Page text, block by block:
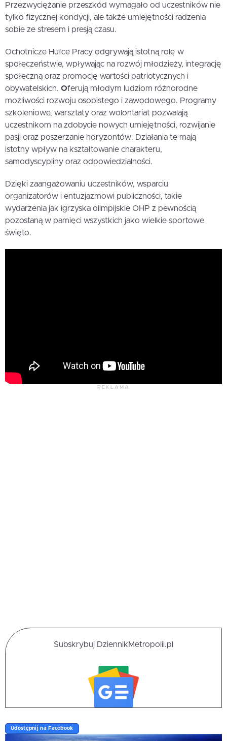
Przezwyciężanie przeszkód wymagało od uczestników nie
tylko fizycznej kondycji, ale także umiejętności radzenia
sobie ze stresem i presją czasu.
Ochotnicze Hufce Pracy odgrywają istotną rolę w
społeczeństwie, wpływając na rozwój młodzieży, integrację
społeczną oraz promocję wartości patriotycznych i
obywatelskich. Oferują młodym ludziom różnorodne
możliwości rozwoju osobistego i zawodowego. Programy
szkoleniowe, warsztaty oraz wolontariat pozwalają
uczestnikom na zdobycie nowych umiejętności, rozwijanie
pasji oraz poszerzanie horyzontów. Działania te mają
istotny wpływ na kształtowanie charakteru,
samodyscypliny oraz odpowiedzialności.
Dzięki zaangażowaniu uczestników, wsparciu
organizatorów i entuzjazmowi publiczności, takie
wydarzenia jak igrzyska olimpijskie OHP z pewnością
pozostaną w pamięci wszystkich jako wielkie sportowe
święto.
REKLAMA
Subskrybuj DziennikMetropolii.pl
Udostępnij na Facebook